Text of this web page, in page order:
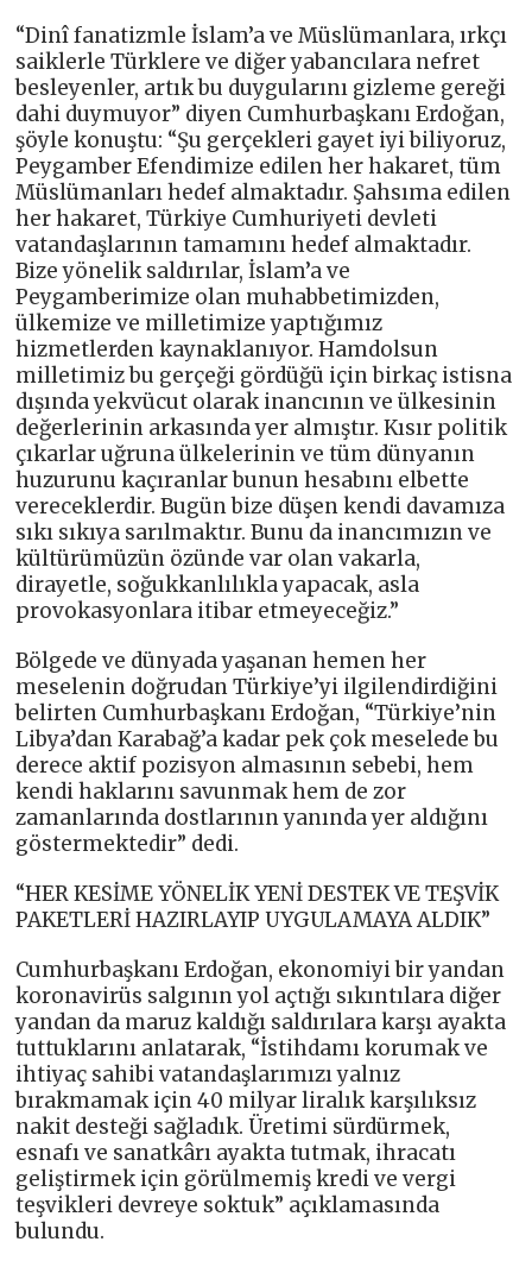
“Dinî fanatizmle İslam’a ve Müslümanlara, ırkçı
saiklerle Türklere ve diğer yabancılara nefret
besleyenler, artık bu duygularını gizleme gereği
dahi duymuyor” diyen Cumhurbaşkanı Erdoğan,
şöyle konuştu: “Şu gerçekleri gayet iyi biliyoruz,
Peygamber Efendimize edilen her hakaret, tüm
Müslümanları hedef almaktadır. Şahsıma edilen
her hakaret, Türkiye Cumhuriyeti devleti
vatandaşlarının tamamını hedef almaktadır.
Bize yönelik saldırılar, İslam’a ve
Peygamberimize olan muhabbetimizden,
ülkemize ve milletimize yaptığımız
hizmetlerden kaynaklanıyor. Hamdolsun
milletimiz bu gerçeği gördüğü için birkaç istisna
dışında yekvücut olarak inancının ve ülkesinin
değerlerinin arkasında yer almıştır. Kısır politik
çıkarlar uğruna ülkelerinin ve tüm dünyanın
huzurunu kaçıranlar bunun hesabını elbette
vereceklerdir. Bugün bize düşen kendi davamıza
sıkı sıkıya sarılmaktır. Bunu da inancımızın ve
kültürümüzün özünde var olan vakarla,
dirayetle, soğukkanlılıkla yapacak, asla
provokasyonlara itibar etmeyeceğiz.”
Bölgede ve dünyada yaşanan hemen her
meselenin doğrudan Türkiye’yi ilgilendirdiğini
belirten Cumhurbaşkanı Erdoğan, “Türkiye’nin
Libya’dan Karabağ’a kadar pek çok meselede bu
derece aktif pozisyon almasının sebebi, hem
kendi haklarını savunmak hem de zor
zamanlarında dostlarının yanında yer aldığını
göstermektedir” dedi.
“HER KESİME YÖNELİK YENİ DESTEK VE TEŞVİK
PAKETLERİ HAZIRLAYIP UYGULAMAYA ALDIK”
Cumhurbaşkanı Erdoğan, ekonomiyi bir yandan
koronavirüs salgının yol açtığı sıkıntılara diğer
yandan da maruz kaldığı saldırılara karşı ayakta
tuttuklarını anlatarak, “İstihdamı korumak ve
ihtiyaç sahibi vatandaşlarımızı yalnız
bırakmamak için 40 milyar liralık karşılıksız
nakit desteği sağladık. Üretimi sürdürmek,
esnafı ve sanatkârı ayakta tutmak, ihracatı
geliştirmek için görülmemiş kredi ve vergi
teşvikleri devreye soktuk” açıklamasında
bulundu.